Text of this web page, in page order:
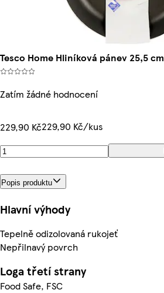
Tesco Home Hliníková pánev 25,5 cm
Zatím žádné hodnocení
229,90 Kč229,90 Kč/kus
Popis produktu
Hlavní výhody
Tepelně odizolovaná rukojeť
Nepřilnavý povrch
Loga třetí strany
Food Safe, FSC